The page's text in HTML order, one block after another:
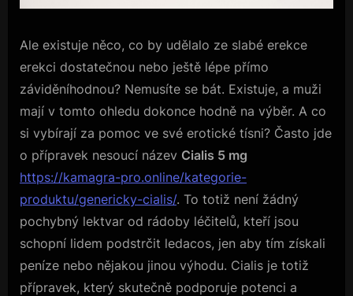
Ale existuje něco, co by udělalo ze slabé erekce
erekci dostatečnou nebo ještě lépe přímo
záviděníhodnou? Nemusíte se bát. Existuje, a muži
mají v tomto ohledu dokonce hodně na výběr. A co
si vybírají za pomoc ve své erotické tísni? Často jde
o přípravek nesoucí název Cialis 5 mg
https://kamagra-pro.online/kategorie-
produktu/genericky-cialis/. To totiž není žádný
pochybný lektvar od rádoby léčitelů, kteří jsou
schopní lidem podstrčit ledacos, jen aby tím získali
peníze nebo nějakou jinou výhodu. Cialis je totiž
přípravek, který skutečně podporuje potenci a